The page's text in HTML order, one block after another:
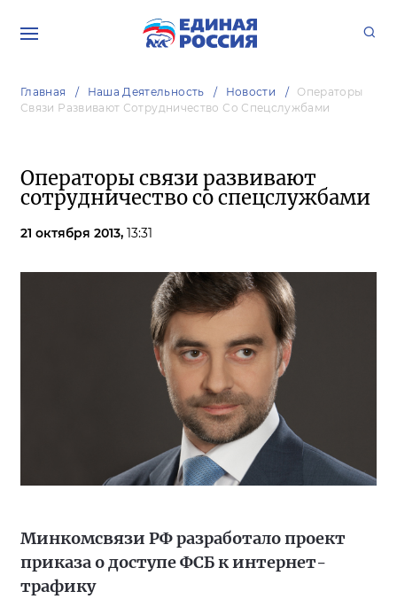
Главная Наша Деятельность Новости
Операторы
Связи Развивают Сотрудничество Со Спецслужбами
Операторы связи развивают
сотрудничество со спецслужбами
21 октября 2013, 13:31
Минкомсвязи РФ разработало проект
приказа о доступе ФСБ к интернет-
трафику